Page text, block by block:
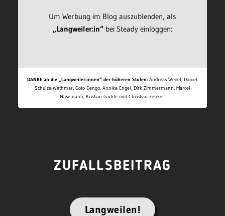
Um Werbung im Blog auszublenden, als
„Langweiler:in“bei Steady einloggen:
DANKE an die „Langweiler:innen“ der höheren Stufen: Andreas Wedel, Daniel
Schulze-Wethmar, Goto Dengo, Annika Engel, Dirk Zimmermann, Marcel
Nasemann, Kristian Gäckle und Christian Zenker.
ZUFALLSBEITRAG
Langweilen!